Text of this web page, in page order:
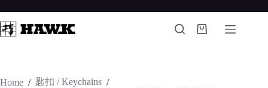
to
content
Shopping
Home / 匙扣 / Keychains /